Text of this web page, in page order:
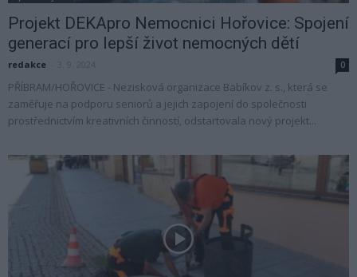
Projekt DEKApro Nemocnici Hořovice: Spojení
generací pro lepší život nemocných dětí
redakce 0
PŘÍBRAM/HOŘOVICE - Nezisková organizace Babíkov z. s., která se
zaměřuje na podporu seniorů a jejich zapojení do společnosti
prostřednictvím kreativních činností, odstartovala nový projekt...